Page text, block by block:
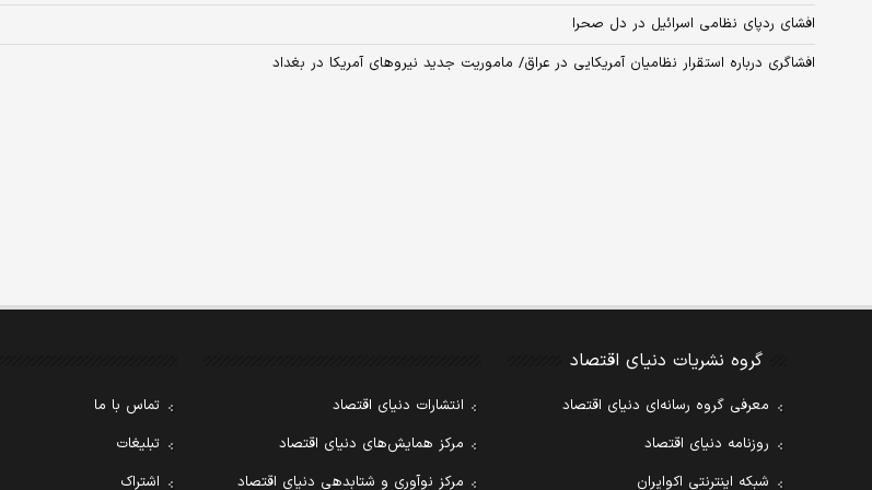
افشای ردپای نظامی اسرائیل در دل صحرا
افشاگری درباره استقرار نظامیان آمریکایی در عراق/ ماموریت جدید نیروهای آمریکا در بغداد
گروه نشریات دنیای اقتصاد
معرفی گروه رسانه‌ای دنیای اقتصاد
روزنامه دنیای اقتصاد
شبکه اینترنتی اکوایران
انتشارات دنیای اقتصاد
مرکز همایش‌های دنیای اقتصاد
مرکز نوآوری و شتابدهی دنیای اقتصاد
تماس با ما
تبلیغات
اشتراک